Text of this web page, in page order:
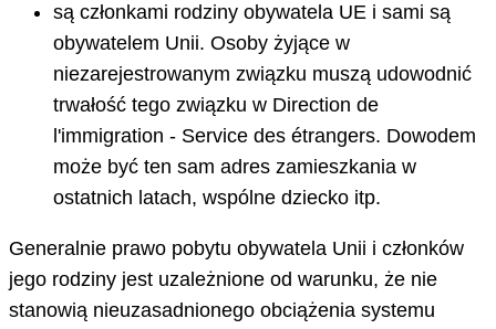
są członkami rodziny obywatela UE i sami są
obywatelem Unii. Osoby żyjące w
niezarejestrowanym związku muszą udowodnić
trwałość tego związku w Direction de
l'immigration - Service des étrangers. Dowodem
może być ten sam adres zamieszkania w
ostatnich latach, wspólne dziecko itp.
Generalnie prawo pobytu obywatela Unii i członków
jego rodziny jest uzależnione od warunku, że nie
stanowią nieuzasadnionego obciążenia systemu